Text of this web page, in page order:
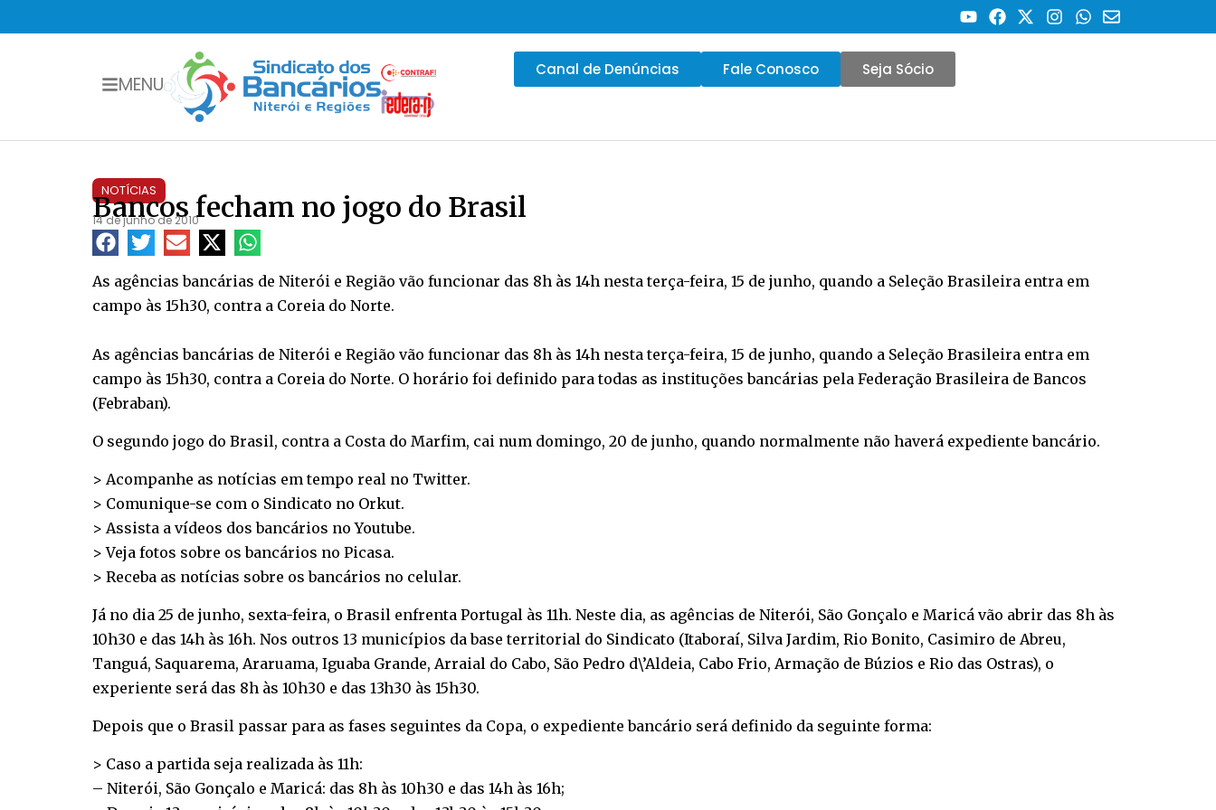
MENU
Canal de Denúncias Fale Conosco Seja Sócio
NOTÍCIAS
Bancos fecham no jogo do Brasil
14 de junho de 2010
As agências bancárias de Niterói e Região vão funcionar das 8h às 14h nesta terça-feira, 15 de junho, quando a Seleção Brasileira entra em
campo às 15h30, contra a Coreia do Norte.
As agências bancárias de Niterói e Região vão funcionar das 8h às 14h nesta terça-feira, 15 de junho, quando a Seleção Brasileira entra em
campo às 15h30, contra a Coreia do Norte. O horário foi definido para todas as instituções bancárias pela Federação Brasileira de Bancos
(Febraban).
O segundo jogo do Brasil, contra a Costa do Marfim, cai num domingo, 20 de junho, quando normalmente não haverá expediente bancário.
> Acompanhe as notícias em tempo real no Twitter.
> Comunique-se com o Sindicato no Orkut.
> Assista a vídeos dos bancários noYoutube.
> Veja fotos sobre os bancários no Picasa.
> Receba as notícias sobre os bancários no celular.
Já no dia 25 de junho, sexta-feira, o Brasil enfrenta Portugal às 11h. Neste dia, as agências de Niterói, São Gonçalo e Maricá vão abrir das 8h às
10h30 e das 14h às 16h. Nos outros 13 municípios da base territorial do Sindicato (Itaboraí, Silva Jardim, Rio Bonito, Casimiro de Abreu,
Tanguá, Saquarema, Araruama, Iguaba Grande, Arraial do Cabo, São Pedro d\’Aldeia, Cabo Frio, Armação de Búzios e Rio das Ostras), o
experiente será das 8h às 10h30 e das 13h30 às 15h30.
Depois que o Brasil passar para as fases seguintes da Copa, o expediente bancário será definido da seguinte forma:
> Caso a partida seja realizada às 11h:
– Niterói, São Gonçalo e Maricá: das 8h às 10h30 e das 14h às 16h;